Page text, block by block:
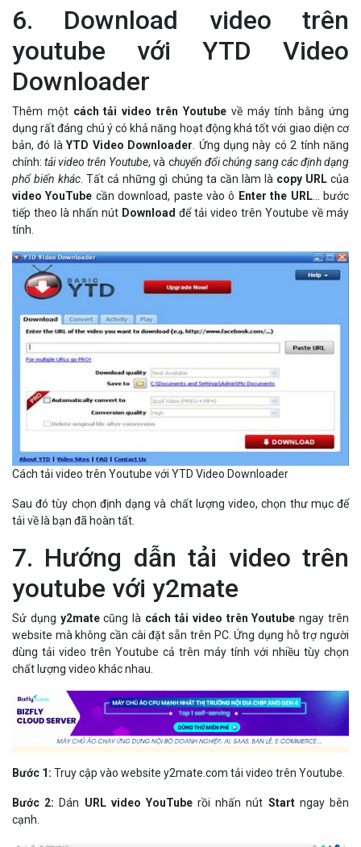
6. Download video trên
youtube với YTD Video
Downloader
Thêm một cách tải video trên Youtube về máy tính bằng ứng
dụng rất đáng chú ý có khả năng hoạt động khá tốt với giao diện cơ
bản, đó làYTD Video Downloader . Ứng dụng này có 2 tính năng
chính:tải video trên Youtube, và chuyển đổi chúng sang các định dạng
phổ biến khác . Tất cả những gì chúng ta cần làm là copy URLcủa
video YouTube cần download, paste vào ô Enter the URL... bước
tiếp theo là nhấn nút Download để tải video trên Youtube về máy
tính.
Cách tải video trên Youtube với YTD Video Downloader
Sau đó tùy chọn định dạng và chất lượng video, chọn thư mục để
tải về là bạn đã hoàn tất.
7. Hướng dẫn tải video trên
youtube với y2mate
Sử dụng y2matecũng là cách tải video trên Youtube ngay trên
website mà không cần cài đặt sẵn trên PC. Ứng dụng hỗ trợ người
dùng tải video trên Youtube cả trên máy tính với nhiều tùy chọn
chất lượng video khác nhau.
Bước 1: Truy cập vào website y2mate.com tải video trên Youtube.
Bước 2: Dán URL video YouTuberồi nhấn nút Start ngay bên
cạnh.